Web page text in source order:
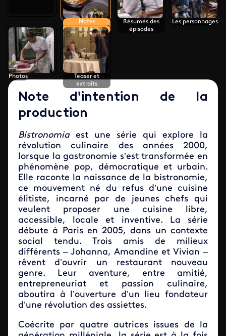
Notes
d'intention
Résumés des
épisodes
Les personnages
Photos
Teaser et
extraits
Note d'intention de la
production
Bistronomiaest une série qui explore la
révolution culinaire des années 2000,
lorsque la gastronomie s’est transformée en
phénomène pop, démocratique et urbain.
Elle raconte la naissance de la bistronomie,
ce mouvement né du refus d’une cuisine
élitiste, incarné par de jeunes chefs qui
veulent proposer une cuisine libre,
accessible, locale et inventive. La série
débute à Paris en 2005, dans un contexte
social tendu. Trois amis de milieux
différents – Johanna, Amandine et Vivian –
rêvent d’ouvrir un restaurant nouveau
genre. Leur aventure, entre amitié,
entrepreneuriat et passion culinaire,
aboutira à l’ouverture d’un lieu fondateur
d’une révolution des assiettes.
Coécrite par quatre autrices issues de la